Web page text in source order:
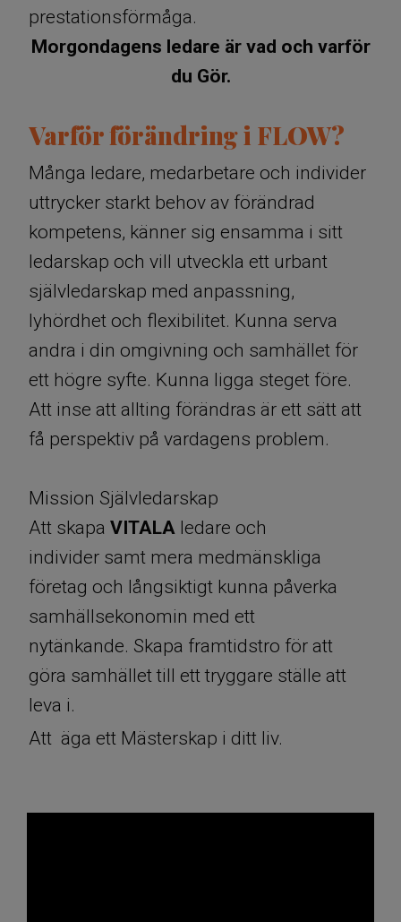
prestationsförmåga.
Morgondagens ledare är vad och varför
du Gör.
Varför förändring i FLOW?
Många ledare, medarbetare och individer
uttrycker starkt behov av förändrad
kompetens, känner sig ensamma i sitt
ledarskap och vill utveckla ett urbant
självledarskap med anpassning,
lyhördhet och flexibilitet. Kunna serva
andra i din omgivning och samhället för
ett högre syfte. Kunna ligga steget före.
Att inse att allting förändras är ett sätt att
få perspektiv på vardagens problem.
​Mission Självledarskap
Att skapa VITALA ledare och
individer samt mera medmänskliga
företag och långsiktigt kunna påverka
samhällsekonomin med ett
nytänkande. Skapa framtidstro för att
göra samhället till ett tryggare ställe att
leva i.
Att äga ett Mästerskap i ditt liv.